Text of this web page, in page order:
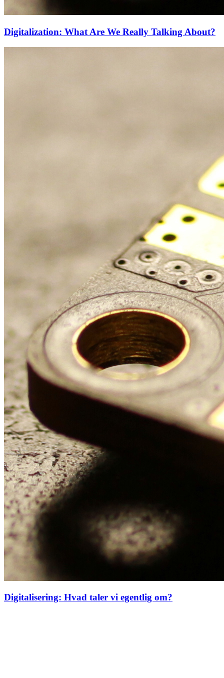
Digitalization: What Are We Really Talking About?
Digitalisering: Hvad taler vi egentlig om?